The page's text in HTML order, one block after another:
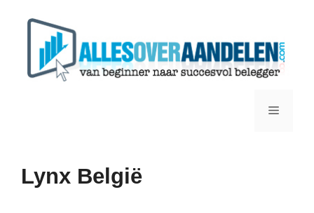
Menu
Lynx België